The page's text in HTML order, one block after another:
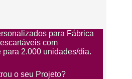
para Fábrica
com
para 2.000 unidades/dia.
o seu Projeto?